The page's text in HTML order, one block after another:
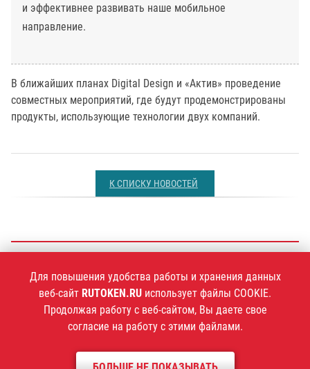
и эффективнее развивать наше мобильное
направление.
В ближайших планах Digital Design и «Актив» проведение
совместных мероприятий, где будут продемонстрированы
продукты, использующие технологии двух компаний.
К СПИСКУ НОВОСТЕЙ
+7 (495)925-77-90
1994–2026 ©Компания «Актив»
Для повышения удобства работы и хранения данных
веб-сайт RUTOKEN.RU использует файлы COOKIE.
Продолжая работу с веб-сайтом, Вы даете свое
согласие на работу с этими файлами.